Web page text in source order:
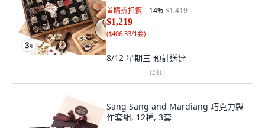
首購折扣價 14%$1,419
$1,219
($406.33/1套)
8/12 星期三 預計送達
(241)
Sang Sang and Mardiang 巧克力製
作套組, 12種, 3套